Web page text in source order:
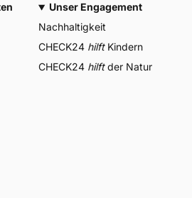
Unser Engagement
Nachhaltigkeit
CHECK24 hilftKindern
CHECK24 hilftder Natur